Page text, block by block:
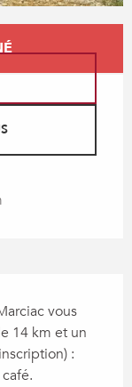
vous
14 km et un
: